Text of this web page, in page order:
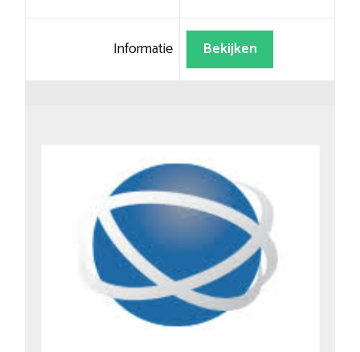
Informatie Bekijken